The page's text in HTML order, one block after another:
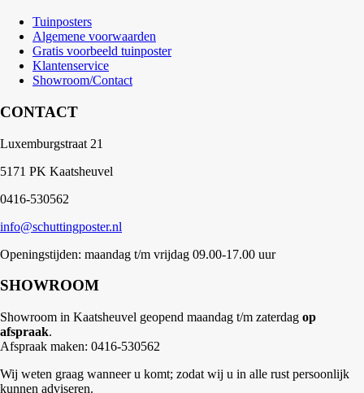
Tuinposters
Algemene voorwaarden
Gratis voorbeeld tuinposter
Klantenservice
Showroom/Contact
CONTACT
Luxemburgstraat 21
5171 PK Kaatsheuvel
0416-530562
info@schuttingposter.nl
Openingstijden: maandag t/m vrijdag 09.00-17.00 uur
SHOWROOM
Showroom in Kaatsheuvel geopend maandag t/m zaterdag op
afspraak.
Afspraak maken: 0416-530562
Wij weten graag wanneer u komt; zodat wij u in alle rust persoonlijk
kunnen adviseren.